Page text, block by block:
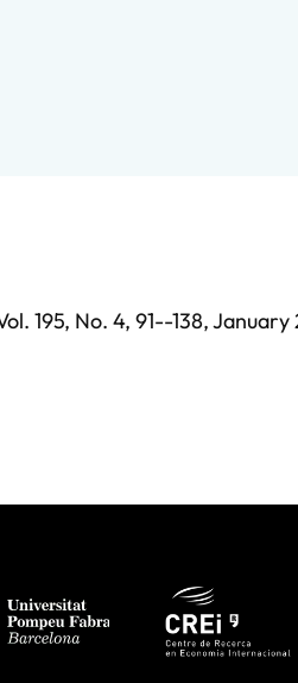
195, No. 4, 91--138,January